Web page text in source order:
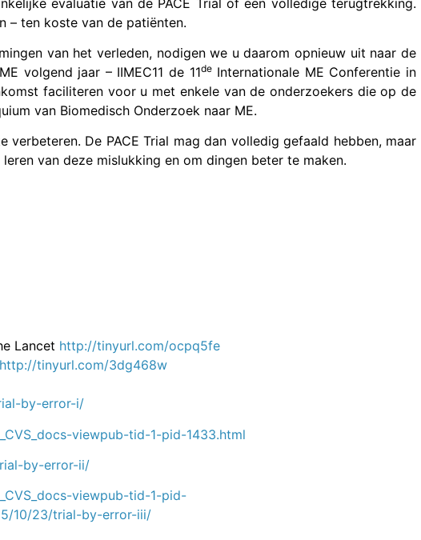
– ten koste van de patiënten.
van het verleden, nodigen we u daarom opnieuw uit naar de
volgend jaar – IIMEC11 de 11deInternationale ME Conferentie in
faciliteren voor u met enkele van de onderzoekers die op de
van Biomedisch Onderzoek naar ME.
verbeteren. De PACE Trial mag dan volledig gefaald hebben, maar
van deze mislukking en om dingen beter te maken.
Lancet http://tinyurl.com/ocpq5fe
http://tinyurl.com/3dg468w
by-error-i/
viewpub-tid-1-pid-1433.html
by-error-ii/
viewpub-tid-1-pid-
10/23/trial-by-error-iii/